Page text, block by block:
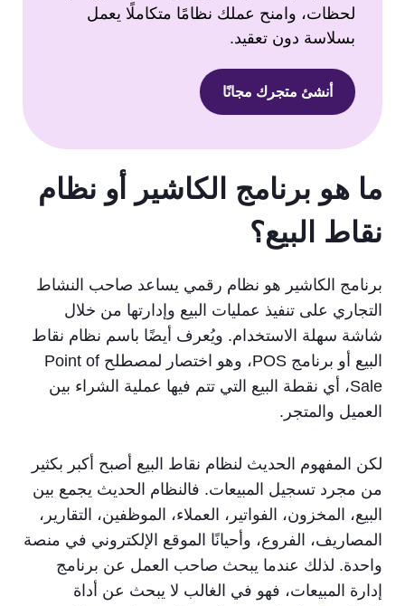
لحظات، وامنح عملك نظامًا متكاملًا يعمل
بسلاسة دون تعقيد.
أنشئ متجرك مجانًا
ما هو برنامج الكاشير أو نظام
نقاط البيع؟
برنامج الكاشير هو نظام رقمي يساعد صاحب النشاط
التجاري على تنفيذ عمليات البيع وإدارتها من خلال
شاشة سهلة الاستخدام. ويُعرف أيضًا باسم نظام نقاط
البيع أو برنامج POS، وهو اختصار لمصطلح Point of
Sale، أي نقطة البيع التي تتم فيها عملية الشراء بين
العميل والمتجر.
لكن المفهوم الحديث لنظام نقاط البيع أصبح أكبر بكثير
من مجرد تسجيل المبيعات. فالنظام الحديث يجمع بين
البيع، المخزون، الفواتير، العملاء، الموظفين، التقارير،
المصاريف، الفروع، وأحيانًا الموقع الإلكتروني في منصة
واحدة. لذلك عندما يبحث صاحب العمل عن برنامج
إدارة المبيعات، فهو في الغالب لا يبحث عن أداة